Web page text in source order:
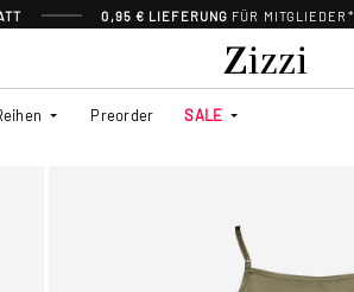
0,95 € LIEFERUNG FÜR MITGLIEDER*
Preorder SALE